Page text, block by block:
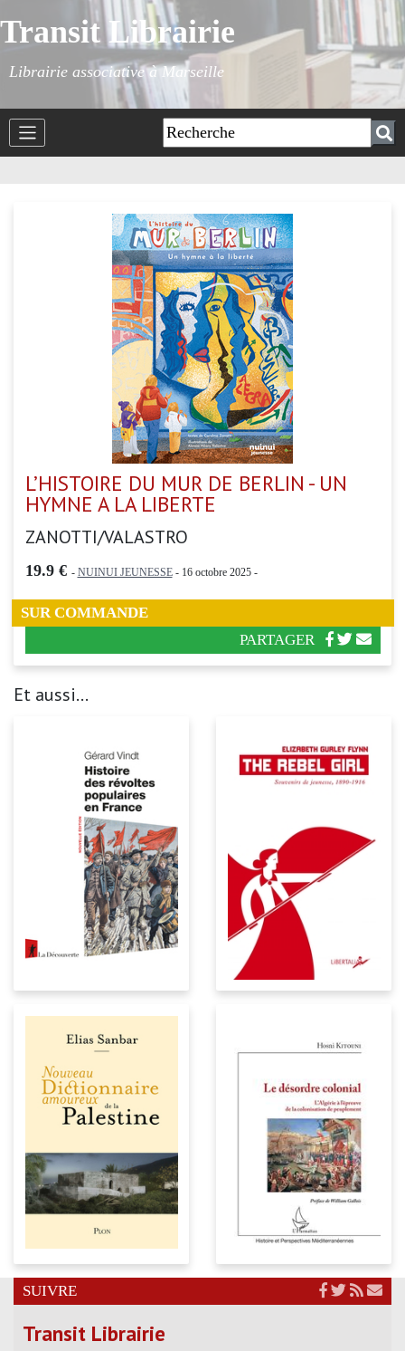
Transit Librairie
Librairie associative à Marseille
L’HISTOIRE DU MUR DE BERLIN - UN
HYMNE A LA LIBERTE
ZANOTTI/VALASTRO
19.9 € - NUINUI JEUNESSE- 16 octobre 2025 -
SUR COMMANDE
PARTAGER
Et aussi...
SUIVRE
Transit Librairie